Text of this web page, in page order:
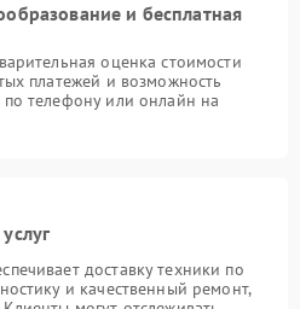
и бесплатная
оценка стоимости
платежей и возможность
по телефону или онлайн на
доставку техники по
и качественный ремонт,